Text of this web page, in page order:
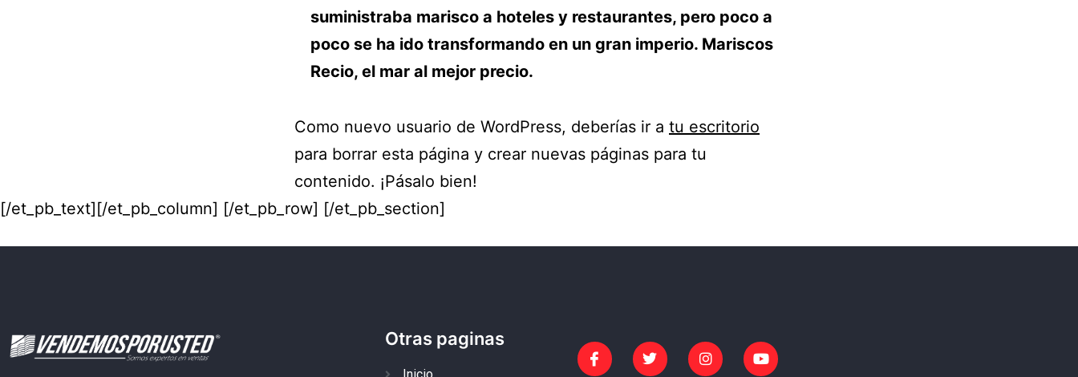
suministraba marisco a hoteles y restaurantes, pero poco a
poco se ha ido transformando en un gran imperio. Mariscos
Recio, el mar al mejor precio.
Como nuevo usuario de WordPress, deberías ir a tu escritorio
para borrar esta página y crear nuevas páginas para tu
contenido. ¡Pásalo bien!
[/et_pb_text][/et_pb_column] [/et_pb_row] [/et_pb_section]
Otras paginas